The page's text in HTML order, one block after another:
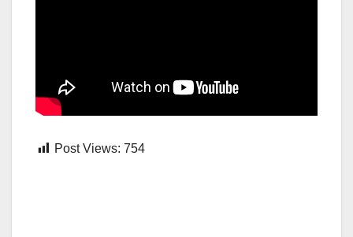
Post Views: 754